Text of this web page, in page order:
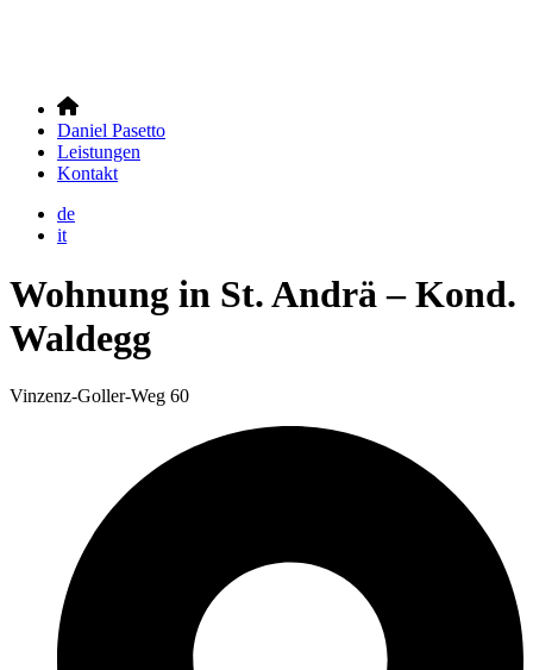
Daniel Pasetto
Leistungen
Kontakt
de
it
Wohnung in St. Andrä – Kond.
Waldegg
Vinzenz-Goller-Weg 60